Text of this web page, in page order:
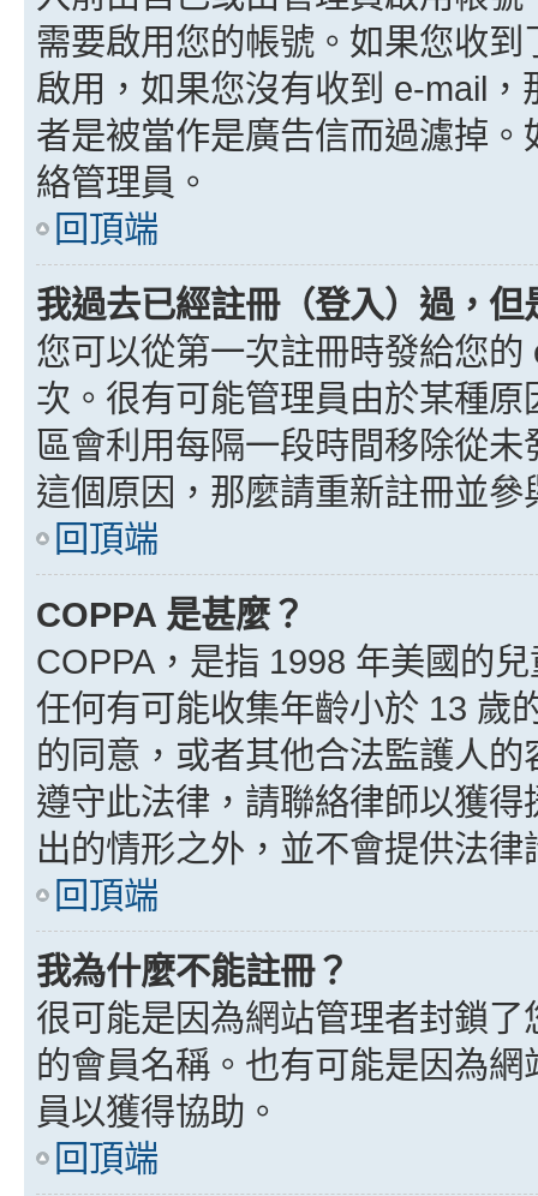
需要啟用您的帳號。如果您收
啟用，如果您沒有收到 e-mail
者是被當作是廣告信而過濾掉
絡管理員。
回頂端
我過去已經註冊（登入）過，
您可以從第一次註冊時發給您
次。很有可能管理員由於某種
區會利用每隔一段時間移除從
這個原因，那麼請重新註冊並參
回頂端
COPPA 是甚麼？
COPPA，是指 1998 年美國的
任何有可能收集年齡小於 13 歲
的同意，或者其他合法監護人
遵守此法律，請聯絡律師以獲
出的情形之外，並不會提供法
回頂端
我為什麼不能註冊？
很可能是因為網站管理者封鎖
的會員名稱。也有可能是因為
員以獲得協助。
回頂端